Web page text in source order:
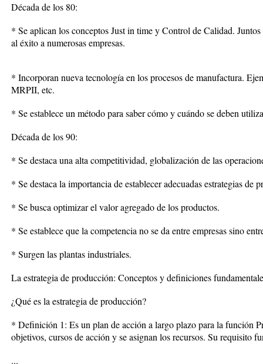
Década de los 80:
* Se aplican los conceptos Just in time y Control de Calidad.
al éxito a numerosas empresas.
* Incorporan nueva tecnología en los procesos de manufactura.
MRPII, etc.
* Se establece un método para saber cómo y cuándo se deben
Década de los 90:
* Se destaca una alta competitividad, globalización de las
* Se destaca la importancia de establecer adecuadas estrategias de
* Se busca optimizar el valor agregado de los productos.
* Se establece que la competencia no se da entre empresas sino
* Surgen las plantas industriales.
La estrategia de producción: Conceptos y definiciones
¿Qué es la estrategia de producción?
* Definición 1: Es un plan de acción a largo plazo para la función
objetivos, cursos de acción y se asignan los recursos. Su requisito
...